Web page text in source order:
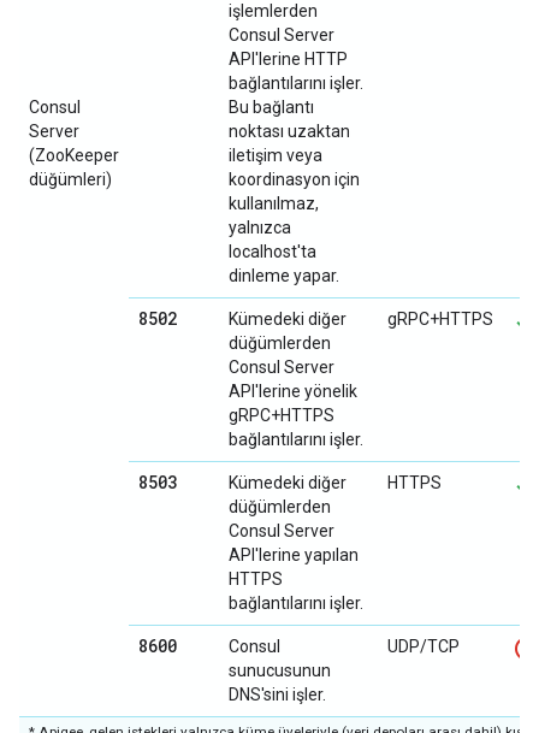
Consul
Server
(ZooKeeper
düğümleri)
işlemlerden
Consul Server
API'lerine HTTP
bağlantılarını işler.
Bu bağlantı
noktası uzaktan
iletişim veya
koordinasyon için
kullanılmaz,
yalnızca
localhost'ta
dinleme yapar.
8502
Kümedeki diğer
düğümlerden
Consul Server
API'lerine yönelik
gRPC+HTTPS
bağlantılarını işler.
gRPC+HTTPS
8503
Kümedeki diğer
düğümlerden
Consul Server
API'lerine yapılan
HTTPS
bağlantılarını işler.
HTTPS
8600
Consul
sunucusunun
DNS'sini işler.
UDP/TCP